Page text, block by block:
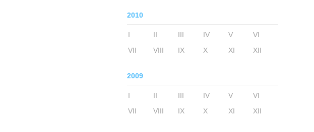
2010
I II III IV V
VI
VII
VIII IX X XI XII
2009
I II III IV V
VI
VII
VIII IX X XI XII